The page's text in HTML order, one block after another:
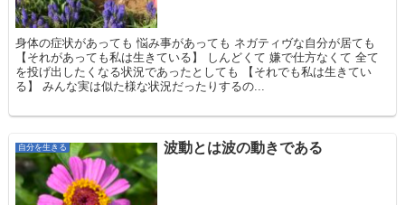
身体の症状があっても 悩み事があっても ネガティヴな自分が居ても
【それがあっても私は生きている】 しんどくて 嫌で仕方なくて 全て
を投げ出したくなる状況であったとしても 【それでも私は生きてい
る】 みんな実は似た様な状況だったりするの...
自分を生きる 波動とは波の動きである